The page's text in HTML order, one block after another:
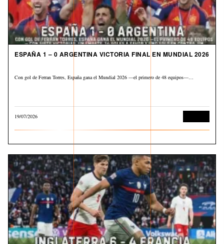
ESPAÑA 1 – 0 ARGENTINA VICTORIA FINAL EN MUNDIAL 2026
Con gol de Ferran Torres, España gana el Mundial 2026 —el primero de 48 equipos—…
19/07/2026